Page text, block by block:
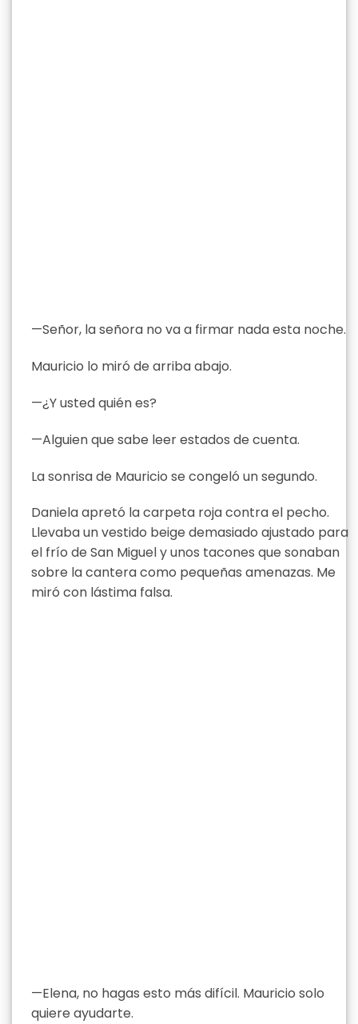
—Señor, la señora no va a firmar nada esta noche.
Mauricio lo miró de arriba abajo.
—¿Y usted quién es?
—Alguien que sabe leer estados de cuenta.
La sonrisa de Mauricio se congeló un segundo.
Daniela apretó la carpeta roja contra el pecho.
Llevaba un vestido beige demasiado ajustado para
el frío de San Miguel y unos tacones que sonaban
sobre la cantera como pequeñas amenazas. Me
miró con lástima falsa.
—Elena, no hagas esto más difícil. Mauricio solo
quiere ayudarte.